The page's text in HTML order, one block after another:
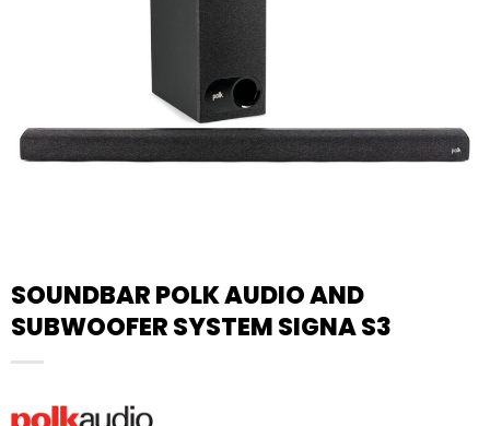
SOUNDBAR POLK AUDIO AND
SUBWOOFER SYSTEM SIGNA S3